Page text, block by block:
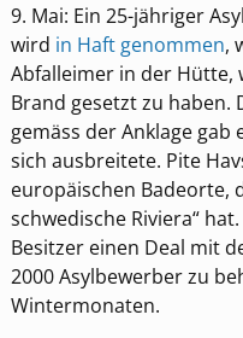
9. Mai: Ein 25-jähriger
wird in Haft genommen,
Abfalleimer in der Hütte,
Brand gesetzt zu haben.
gemäss der Anklage gab
sich ausbreitete. Pite
europäischen Badeorte,
schwedische Riviera“
Besitzer einen Deal mit
2000 Asylbewerber zu
Wintermonaten.